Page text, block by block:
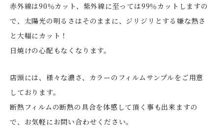
赤外線は90％カット、紫外線に至っては99％カットしますの
で、太陽光の明るさはそのままに、ジリジリとする嫌な熱さ
と大幅にカット！
日焼けの心配もなくなります。
店頭には、様々な濃さ、カラーのフィルムサンプルをご用意
しております。
断熱フィルムの断熱の具合を体感して頂く事も出来ますの
で、お気軽にお問い合わせください。